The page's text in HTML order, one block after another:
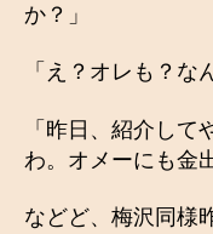
か？」
「え？オレも？な
「昨日、紹介し
わ。オメーにも金
などど、梅沢同様